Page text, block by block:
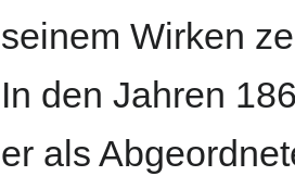
seinem Wirken
In den Jahren
er als